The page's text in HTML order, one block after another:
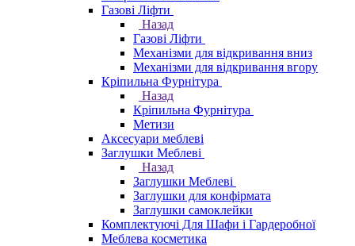
Газові Ліфти
Назад
Газові Ліфти
Механізми для відкривання вниз
Механізми для відкривання вгору
Кріпильна Фурнітура
Назад
Кріпильна Фурнітура
Метизи
Аксесуари меблеві
Заглушки Меблеві
Назад
Заглушки Меблеві
Заглушки для конфірмата
Заглушки самоклейки
Комплектуючі Для Шафи і Гардеробної
Меблева косметика